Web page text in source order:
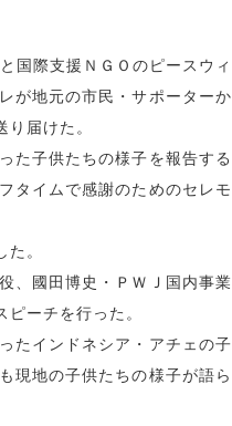
国際支援ＮＧＯのピースウィ
が地元の市民・サポーターか
届けた。
た子供たちの様子を報告する
タイムで感謝のためのセレモ
。
、國田博史・ＰＷＪ国内事業
ーチを行った。
たインドネシア・アチェの子
現地の子供たちの様子が語ら